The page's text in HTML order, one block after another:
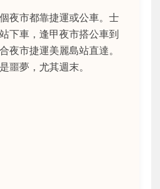
夜市都靠捷運或公車。士
下車，逢甲夜市搭公車到
夜市捷運美麗島站直達。
噩夢，尤其週末。